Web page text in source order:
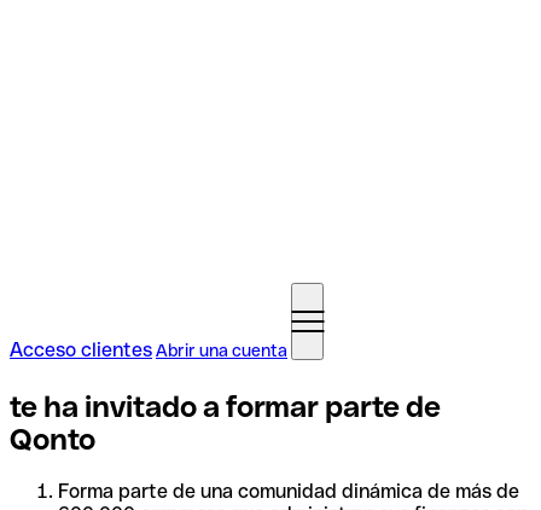
Acceso clientesAbrir una cuenta
te ha invitado a formar parte de
Qonto
Forma parte de una comunidad dinámica de más de